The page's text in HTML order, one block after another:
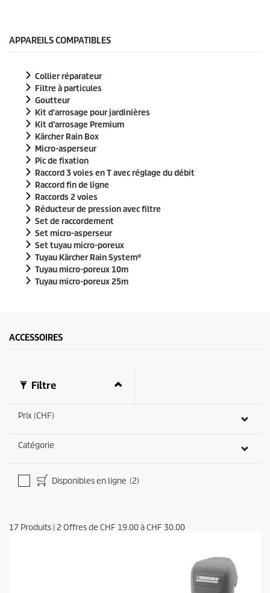
APPAREILS COMPATIBLES
Collier réparateur
Filtre à particules
Goutteur
Kit d'arrosage pour jardinières
Kit d’arrosage Premium
Kärcher Rain Box
Micro-asperseur
Pic de fixation
Raccord 3 voies en T avec réglage du débit
Raccord fin de ligne
Raccords 2 voies
Réducteur de pression avec filtre
Set de raccordement
Set micro-asperseur
Set tuyau micro-poreux
Tuyau Kärcher Rain System®
Tuyau micro-poreux 10m
Tuyau micro-poreux 25m
ACCESSOIRES
Filtre
Prix (CHF)
Catégorie
Disponibles en ligne (2)
17 Produits | 2 Offres de CHF 19.00àCHF 30.00